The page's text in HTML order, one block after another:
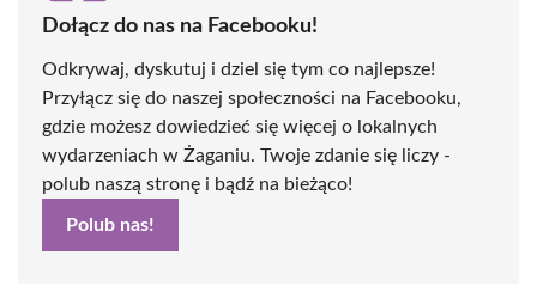
Dołącz do nas na Facebooku!
Odkrywaj, dyskutuj i dziel się tym co najlepsze!
Przyłącz się do naszej społeczności na Facebooku,
gdzie możesz dowiedzieć się więcej o lokalnych
wydarzeniach w Żaganiu. Twoje zdanie się liczy -
polub naszą stronę i bądź na bieżąco!
Polub nas!